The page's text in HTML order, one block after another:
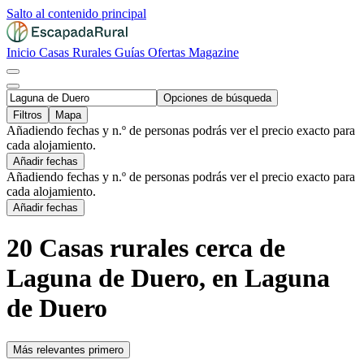
Salto al contenido principal
Inicio Casas Rurales Guías Ofertas Magazine
Opciones de búsqueda
Filtros
Mapa
Añadiendo fechas y n.º de personas podrás ver el precio exacto para
cada alojamiento.
Añadir fechas
Añadiendo fechas y n.º de personas podrás ver el precio exacto para
cada alojamiento.
Añadir fechas
20 Casas rurales cerca de
Laguna de Duero, en Laguna
de Duero
Más relevantes primero